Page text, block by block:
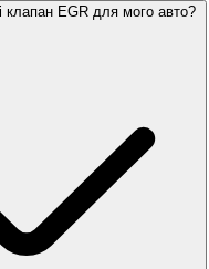
клапан EGR для мого авто?